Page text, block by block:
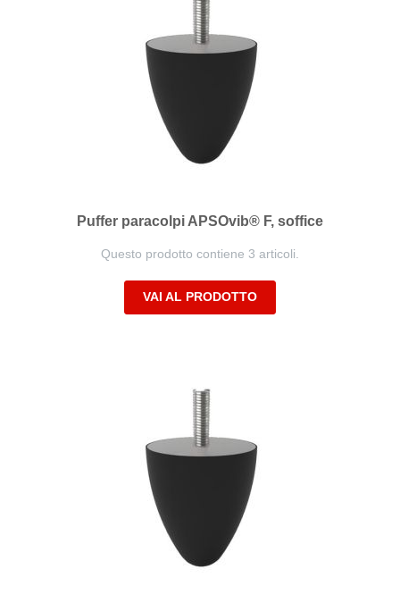
Puffer paracolpi APSOvib® F, soffice
Questo prodotto contiene 3 articoli.
VAI AL PRODOTTO